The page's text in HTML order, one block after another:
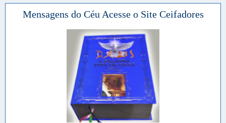
Mensagens do Céu Acesse o Site Ceifadores